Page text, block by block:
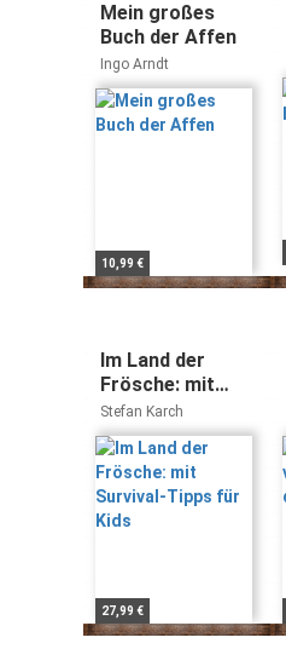
Mein großes
Buch der Affen
Ingo Arndt
10,99 €
Im Land der
Frösche: mit
Survival-Tipps
für Kids
Stefan Karch
27,99 €